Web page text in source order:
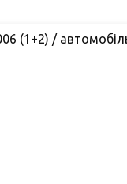
(1+2) /